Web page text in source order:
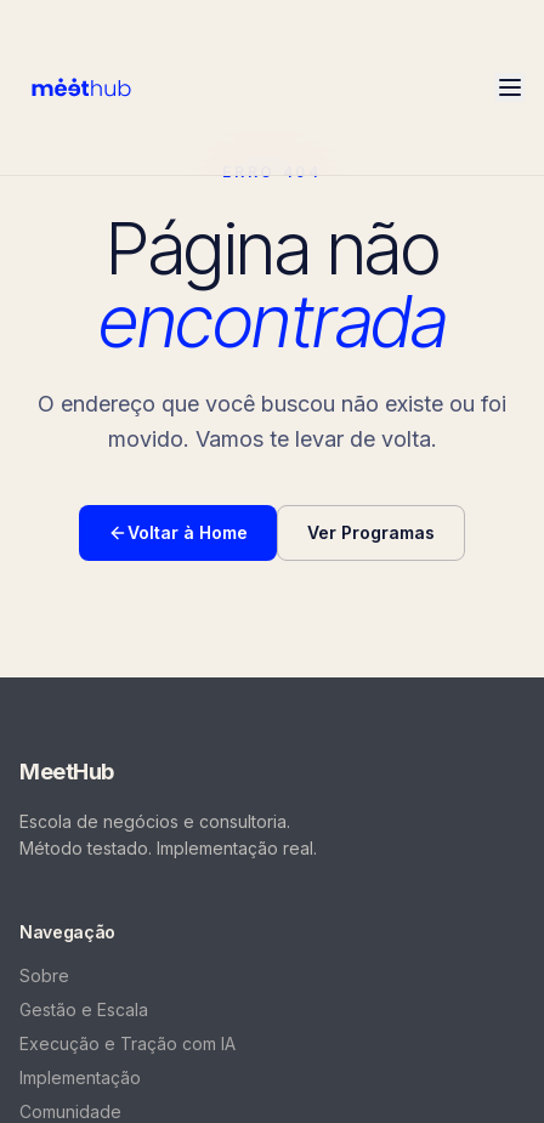
ERRO 404
Página não
encontrada
O endereço que você buscou não existe ou foi
movido. Vamos te levar de volta.
Voltar à Home Ver Programas
MeetHub
Escola de negócios e consultoria.
Método testado. Implementação real.
Navegação
Sobre
Gestão e Escala
Execução e Tração com IA
Implementação
Comunidade